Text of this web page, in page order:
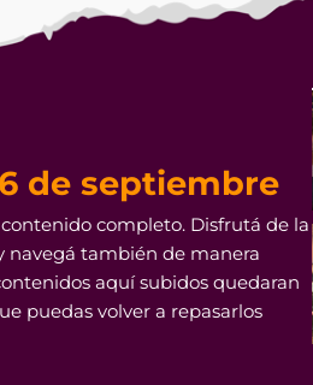
de septiembre
completo. Disfrutá de la
navegá también de manera
aquí subidos quedaran
puedas volver a repasarlos